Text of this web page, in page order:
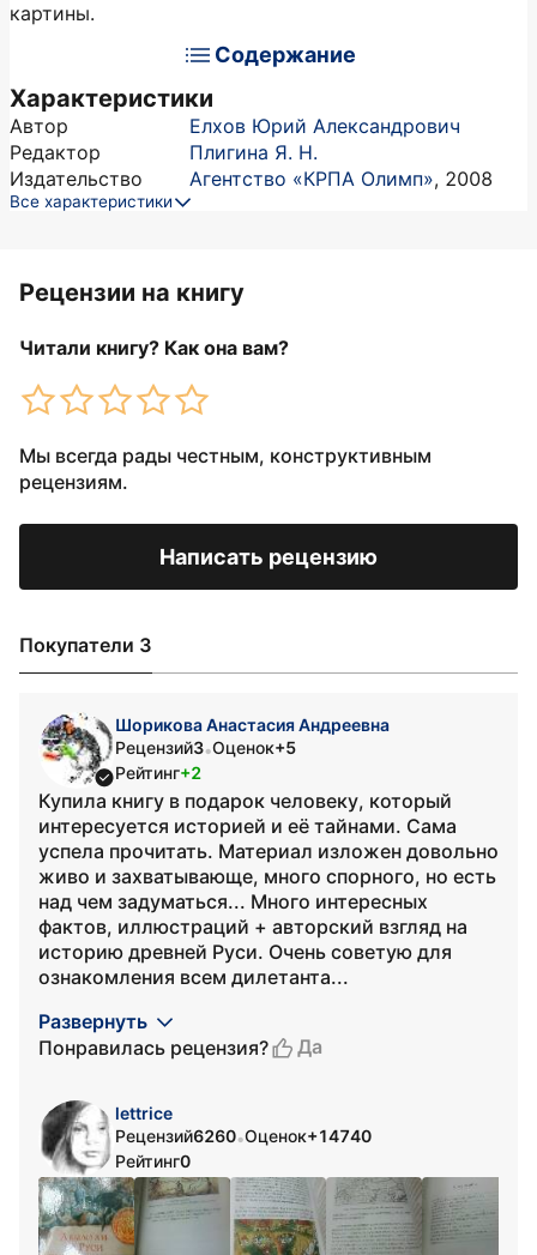
картины.
Содержание
Характеристики
Автор
Елхов Юрий Александрович
Редактор
Плигина Я. Н.
Издательство
Агентство «КРПА Олимп», 2008
Все характеристики
Рецензии на книгу
Читали книгу? Как она вам?
Мы всегда рады честным, конструктивным
рецензиям.
Написать рецензию
Покупатели 3
Шорикова Анастасия Андреевна
Рецензий3•Оценок+5
Рейтинг+2
Купила книгу в подарок человеку, который
интересуется историей и её тайнами. Сама
успела прочитать. Материал изложен довольно
живо и захватывающе, много спорного, но есть
над чем задуматься... Много интересных
фактов, иллюстраций + авторский взгляд на
историю древней Руси. Очень советую для
ознакомления всем дилетанта...
Развернуть
Понравилась рецензия?
Да
lettrice
Рецензий6260•Оценок+14740
Рейтинг0